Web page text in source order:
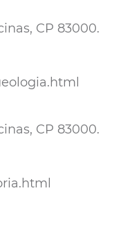
CP 83000.
CP 83000.